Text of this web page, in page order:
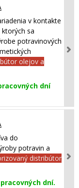
v kontakte
sa
potravinových
olejov a
dní
do
potravin a
distribútor
dní.